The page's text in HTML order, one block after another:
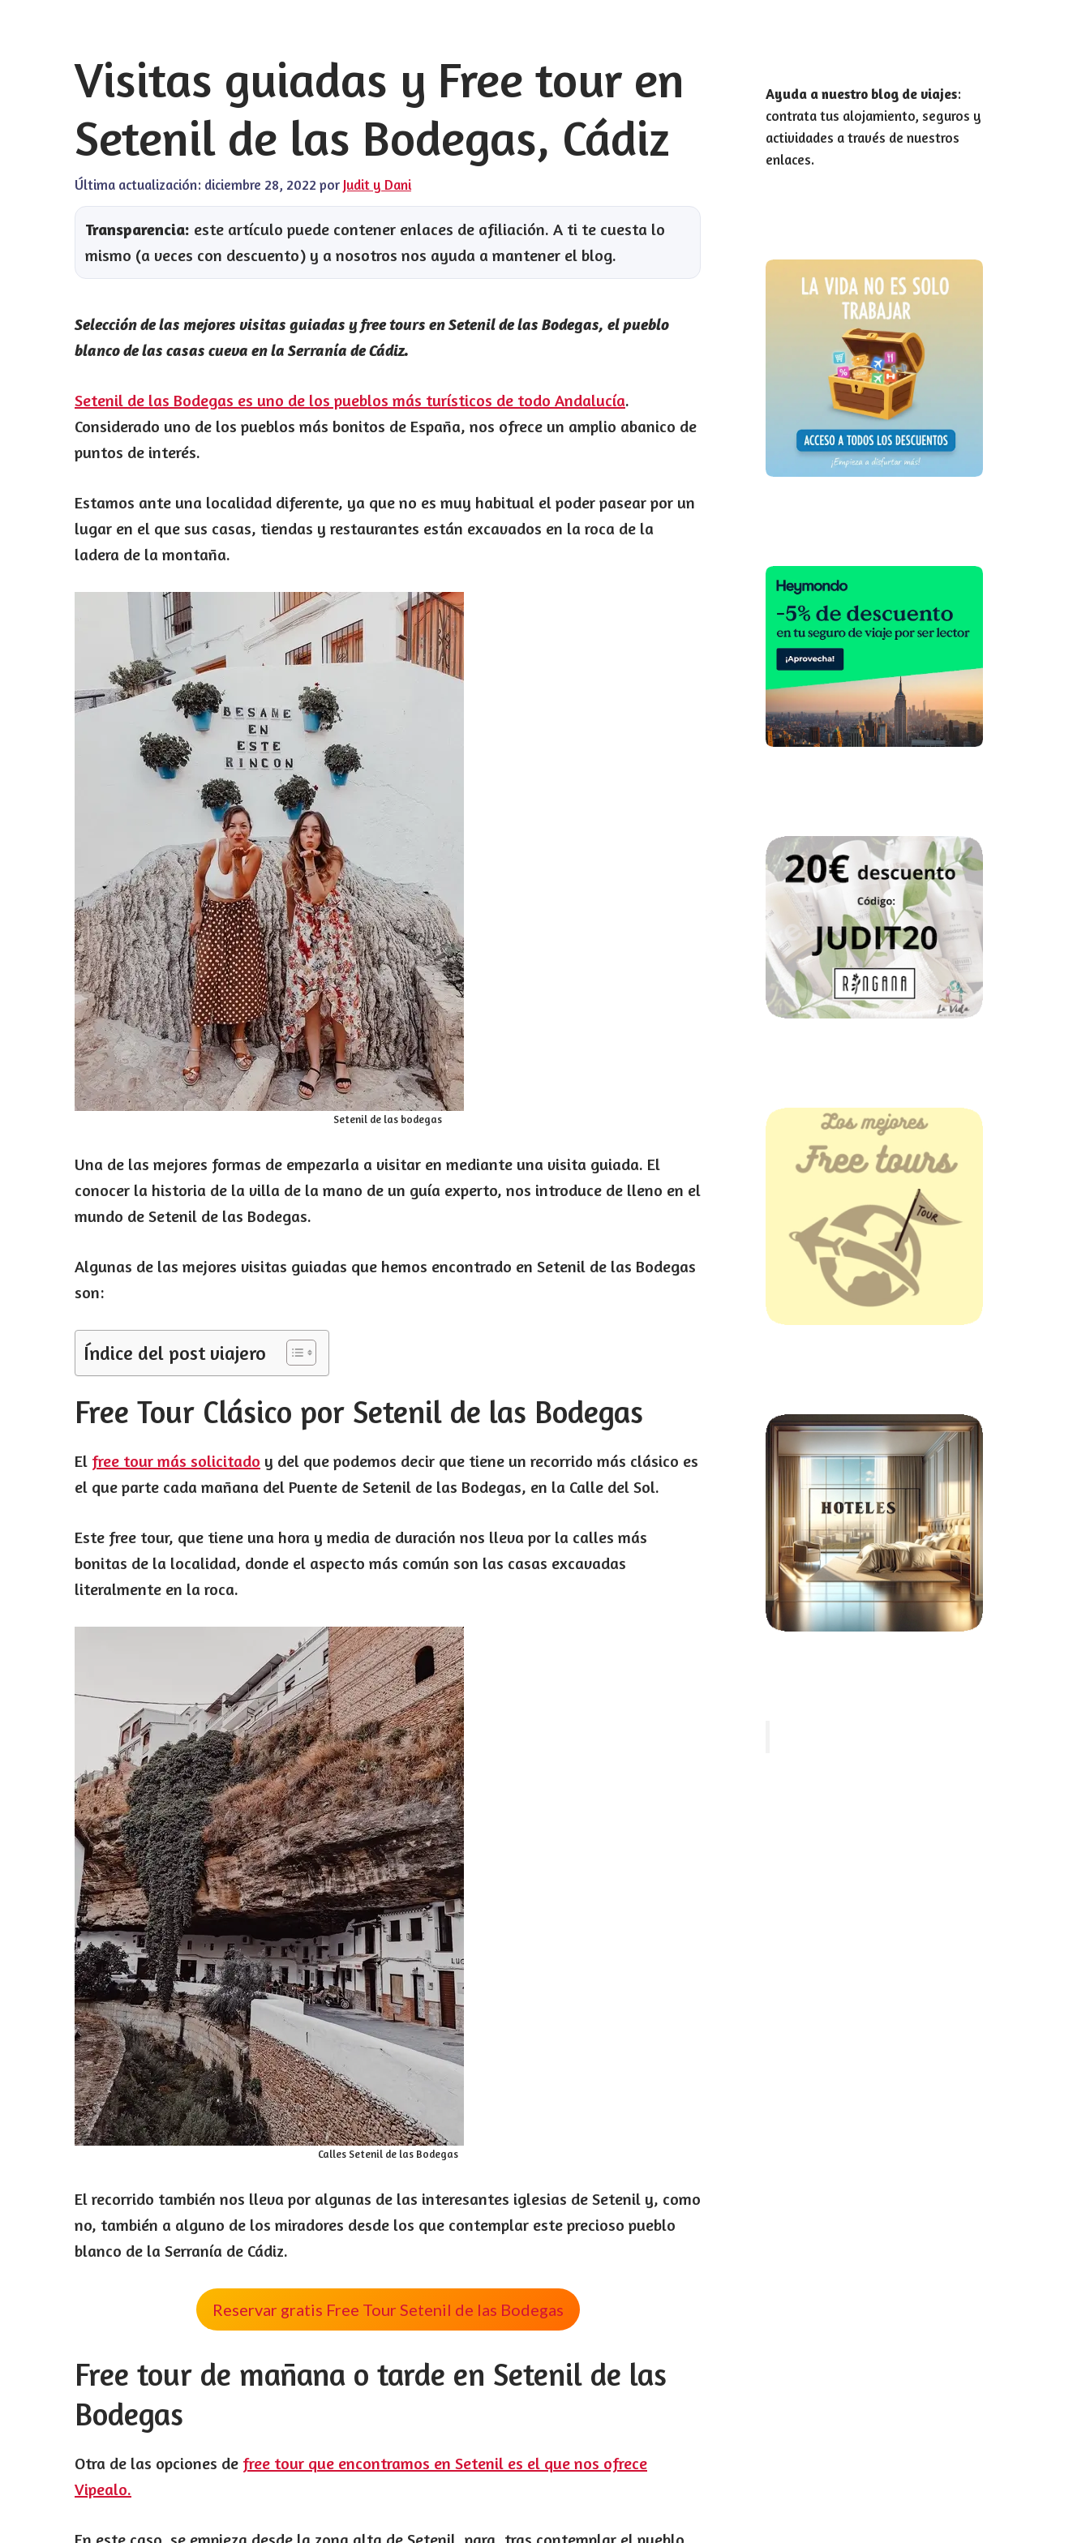
Visitas guiadas y Free tour en
Setenil de las Bodegas, Cádiz
Última actualización: diciembre 28, 2022 por Judit y Dani
Transparencia: este artículo puede contener enlaces de afiliación. A ti te cuesta lo
mismo (a veces con descuento) y a nosotros nos ayuda a mantener el blog.
Selección de las mejores visitas guiadas y free tours en Setenil de las Bodegas, el pueblo
blanco de las casas cueva en la Serranía de Cádiz.
Setenil de las Bodegas es uno de los pueblos más turísticos de todo Andalucía.
Considerado uno de los pueblos más bonitos de España, nos ofrece un amplio abanico de
puntos de interés.
Estamos ante una localidad diferente, ya que no es muy habitual el poder pasear por un
lugar en el que sus casas, tiendas y restaurantes están excavados en la roca de la
ladera de la montaña.
Setenil de las bodegas
Una de las mejores formas de empezarla a visitar en mediante una visita guiada. El
conocer la historia de la villa de la mano de un guía experto, nos introduce de lleno en el
mundo de Setenil de las Bodegas.
Algunas de las mejores visitas guiadas que hemos encontrado en Setenil de las Bodegas
son:
Índice del post viajero
Free Tour Clásico por Setenil de las Bodegas
El free tour más solicitado y del que podemos decir que tiene un recorrido más clásico es
el que parte cada mañana del Puente de Setenil de las Bodegas, en la Calle del Sol.
Este free tour, que tiene una hora y media de duración nos lleva por la calles más
bonitas de la localidad, donde el aspecto más común son las casas excavadas
literalmente en la roca.
Calles Setenil de las Bodegas
El recorrido también nos lleva por algunas de las interesantes iglesias de Setenil y, como
no, también a alguno de los miradores desde los que contemplar este precioso pueblo
blanco de la Serranía de Cádiz.
Reservar gratis Free Tour Setenil de las Bodegas
Free tour de mañana o tarde en Setenil de las
Bodegas
Otra de las opciones de free tour que encontramos en Setenil es el que nos ofrece
Vipealo.
En este caso, se empieza desde la zona alta de Setenil, para, tras contemplar el pueblo
Ayuda a nuestro blog de viajes:
contrata tus alojamiento, seguros y
actividades a través de nuestros
enlaces.